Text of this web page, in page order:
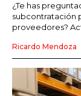
¿Te has
subcontratación
proveedores?
Ricardo Mendoza